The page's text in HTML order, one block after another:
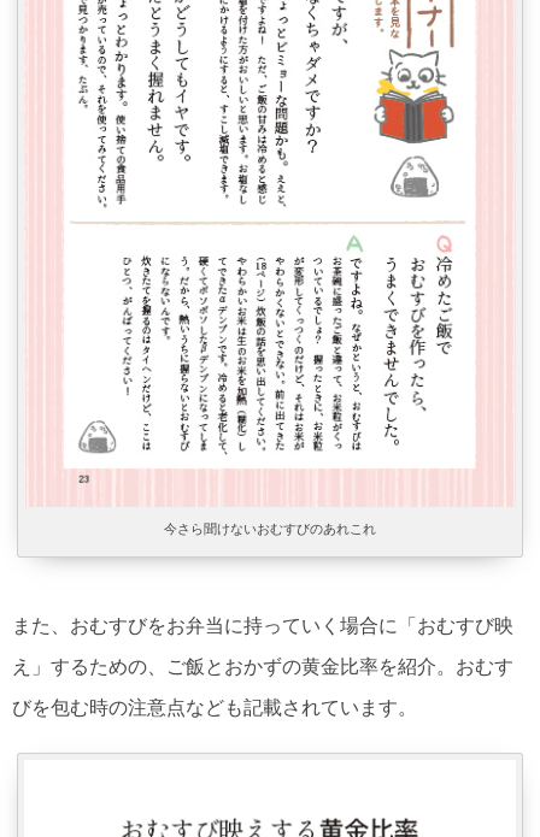
今さら聞けないおむすびのあれこれ
また、おむすびをお弁当に持っていく場合に「おむすび映
え」するための、ご飯とおかずの黄金比率を紹介。おむす
びを包む時の注意点なども記載されています。